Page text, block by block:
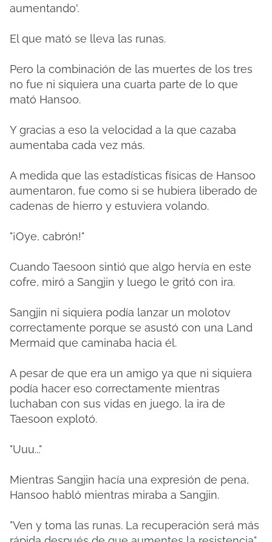
aumentando'.
El que mató se lleva las runas.
Pero la combinación de las muertes de los tres
no fue ni siquiera una cuarta parte de lo que
mató Hansoo.
Y gracias a eso la velocidad a la que cazaba
aumentaba cada vez más.
A medida que las estadísticas físicas de Hansoo
aumentaron, fue como si se hubiera liberado de
cadenas de hierro y estuviera volando.
"¡Oye, cabrón!"
Cuando Taesoon sintió que algo hervía en este
cofre, miró a Sangjin y luego le gritó con ira.
Sangjin ni siquiera podía lanzar un molotov
correctamente porque se asustó con una Land
Mermaid que caminaba hacia él.
A pesar de que era un amigo ya que ni siquiera
podía hacer eso correctamente mientras
luchaban con sus vidas en juego, la ira de
Taesoon explotó.
"Uuu..."
Mientras Sangjin hacía una expresión de pena,
Hansoo habló mientras miraba a Sangjin.
"Ven y toma las runas. La recuperación será más